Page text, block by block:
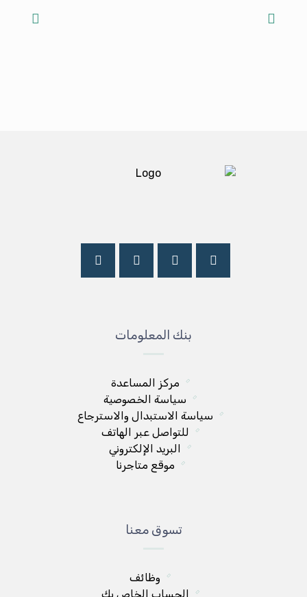
بنك المعلومات
مركز المساعدة
سياسة الخصوصية
سياسة الاستبدال والاسترجاع
للتواصل عبر الهاتف
البريد الإلكتروني
موقع متاجرنا
تسوق معنا
وظائف
الحساب الخاص بك